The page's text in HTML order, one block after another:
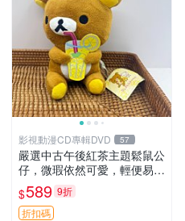
影視動漫CD專輯DVD 57
嚴選中古午後紅茶主題鬆鼠公
仔，微瑕依然可愛，輕便易運
送 二手收藏推薦 工廠直營 快
遞到府 中古 玩偶 公仔
$589 9折
折扣碼